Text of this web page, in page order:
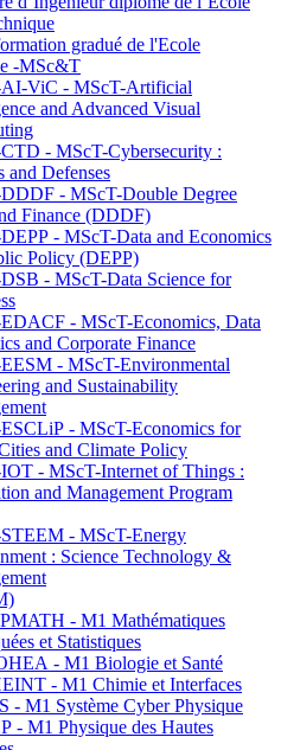
gradué de l'Ecole
-MSc&T
ViC - MScT-Artificial
and Advanced Visual
- MScT-Cybersecurity :
and Defenses
- MScT-Double Degree
Finance (DDDF)
- MScT-Data and Economics
Policy (DEPP)
- MScT-Data Science for
- MScT-Economics, Data
and Corporate Finance
- MScT-Environmental
and Sustainability
- MScT-Economics for
and Climate Policy
- MScT-Internet of Things :
and Management Program
- MScT-Energy
: Science Technology &
- M1 Mathématiques
et Statistiques
- M1 Biologie et Santé
- M1 Chimie et Interfaces
- M1 Système Cyber Physique
- M1 Physique des Hautes